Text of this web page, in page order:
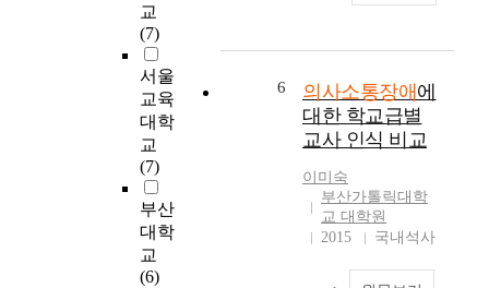
교
(7)
서울
교육
대학
교
(7)
부산
대학
교
(6)
6 의사소통장애 에
대한 학교급별
교사 인식 비교
이미숙
부산가톨릭대학
교 대학원
2015
국내석사